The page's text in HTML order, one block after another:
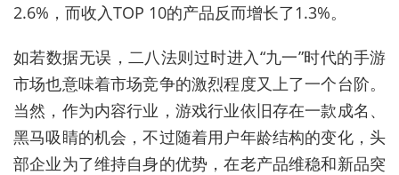
2.6%，而收入TOP 10的产品反而增长了1.3%。
如若数据无误，二八法则过时进入“九一”时代的手游
市场也意味着市场竞争的激烈程度又上了一个台阶。
当然，作为内容行业，游戏行业依旧存在一款成名、
黑马吸睛的机会，不过随着用户年龄结构的变化，头
部企业为了维持自身的优势，在老产品维稳和新品突